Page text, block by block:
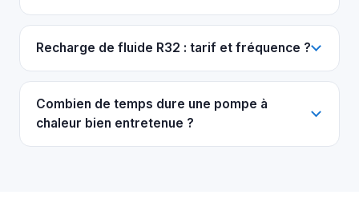
Recharge de fluide R32 : tarif et fréquence ?
Combien de temps dure une pompe à
chaleur bien entretenue ?